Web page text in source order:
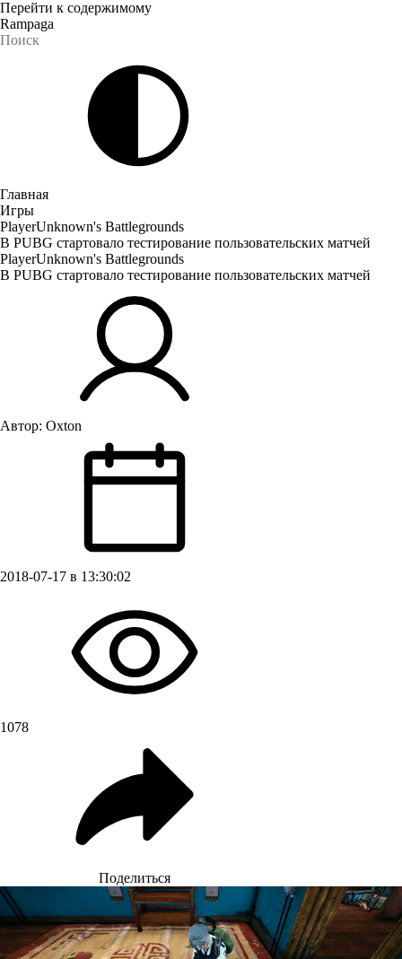
Перейти к содержимому
Rampaga
Главная
Игры
PlayerUnknown's Battlegrounds
В PUBG стартовало тестирование пользовательских матчей
PlayerUnknown's Battlegrounds
В PUBG стартовало тестирование пользовательских матчей
Автор: Oxton
2018-07-17 в 13:30:02
1078
Поделиться